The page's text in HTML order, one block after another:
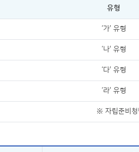
유형
‘가’ 유형
‘나’ 유형
‘다’ 유형
‘라’ 유형
※ 자립준비청